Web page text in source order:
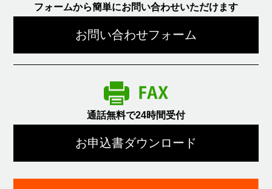
フォームから簡単にお問い合わせいただけます
お問い合わせフォーム
通話無料で24時間受付
お申込書ダウンロード